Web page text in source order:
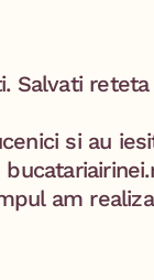
Salvati
si au
am